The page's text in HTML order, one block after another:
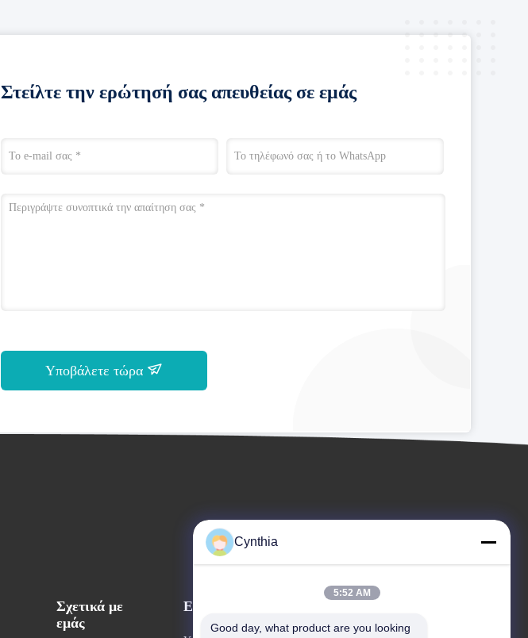
Στείλτε την ερώτησή σας απευθείας σε εμάς
Υποβάλετε τώρα
Σχετικά με
εμάς
Εκδηλώσεις
Cynthia
5:52 AM
Good day, what product are you looking